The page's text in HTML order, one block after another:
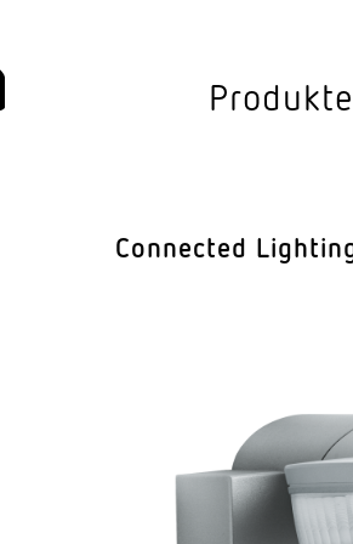
Produkte
Steh­leuchten
Stras­sen­leuchten
Connected